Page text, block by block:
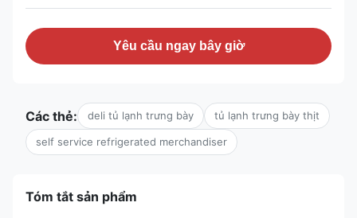
Yêu cầu ngay bây giờ
Các thẻ: deli tủ lạnh trưng bày tủ lạnh trưng bày thịt
self service refrigerated merchandiser
Tóm tắt sản phẩm